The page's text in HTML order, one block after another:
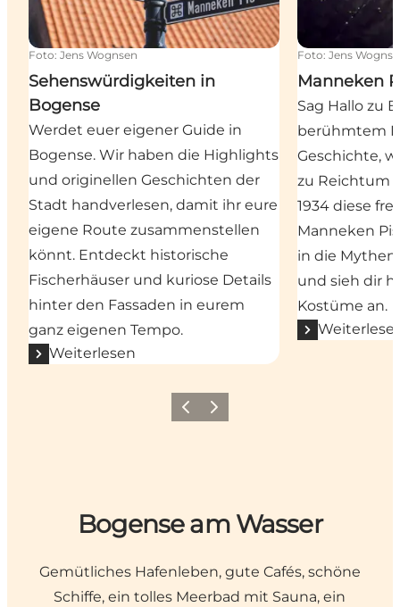
Foto: Jens Wognsen
Sehenswürdigkeiten in
Bogense
Werdet euer eigener Guide in
Bogense. Wir haben die Highlights
und originellen Geschichten der
Stadt handverlesen, damit ihr eure
eigene Route zusammenstellen
könnt. Entdeckt historische
Fischerhäuser und kuriose Details
hinter den Fassaden in eurem
ganz eigenen Tempo.
Weiterlesen
Foto: Jens
Manneken
Sag Hallo zu
berühmtem
Geschichte,
zu Reichtum
1934 diese
Manneken
in die
und sieh dir
Kostüme an.
Vorherige Folie
Nächste Folie
Bogense am Wasser
Gemütliches Hafenleben, gute Cafés, schöne
Schiffe, ein tolles Meerbad mit Sauna, ein